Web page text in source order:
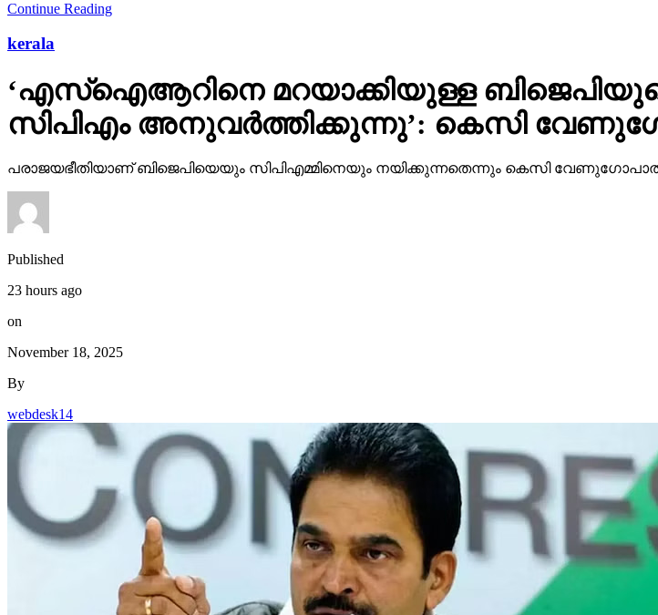
Continue Reading
kerala
‘എസ്‌ഐആറിനെ മറയാക്കിയുള്ള
സിപിഎം അനുവര്‍ത്തിക്കുന്നു’: കെസി
പരാജയഭീതിയാണ് ബിജെപിയെയും സിപിഎമ്മിനെയും നയിക്കുന്നതെന്നും കെസി
Published
23 hours ago
on
November 18, 2025
By
webdesk14